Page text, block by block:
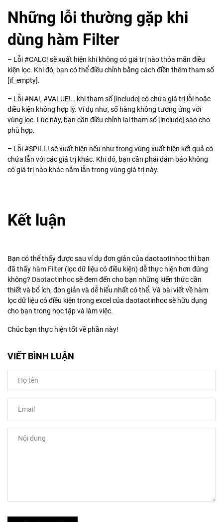
Những lỗi thường gặp khi
dùng hàm Filter
– Lỗi #CALC! sẽ xuất hiện khi không có giá trị nào thỏa mãn điều
kiện lọc. Khi đó, bạn có thể điều chỉnh bằng cách điền thêm tham số
[if_empty].
– Lỗi #NA!, #VALUE!… khi tham số [include] có chứa giá trị lỗi hoặc
điều kiện không hợp lý. Ví dụ như, số hàng không tương ứng với
vùng lọc. Lúc này, bạn cần điều chỉnh lại tham số [include] sao cho
phù hợp.
– Lỗi #SPILL! sẽ xuất hiện nếu như trong vùng xuất hiện kết quả có
chứa lẫn với các giá trị khác. Khi đó, bạn cần phải đảm bảo không
có giá trị nào khác nằm lẫn trong vùng giá trị này.
Kết luận
Bạn có thể thấy được sau ví dụ đơn giản của daotaotinhoc thì bạn
đã thấy hàm Filter (lọc dữ liệu có điều kiện) dễ thực hiện hơn đúng
không? Daotaotinhocsẽ đem đến cho bạn những kiến thức cần
thiết và bổ ích, đơn giản và dễ hiểu nhất có thể. Và bài viết về hàm
lọc dữ liệu có điều kiện trong excel của daotaotinhoc sẽ hữu dụng
cho bạn trong học tập và làm việc.
Chúc bạn thực hiện tốt về phần này!
VIẾT BÌNH LUẬN